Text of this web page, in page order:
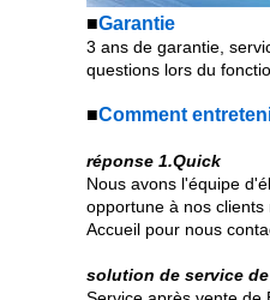
■Garantie
3 ans de garantie,
questions lors du
■Comment
réponse 1.Quick
Nous avons l'équipe
opportune à nos
Accueil pour nous
solution de service